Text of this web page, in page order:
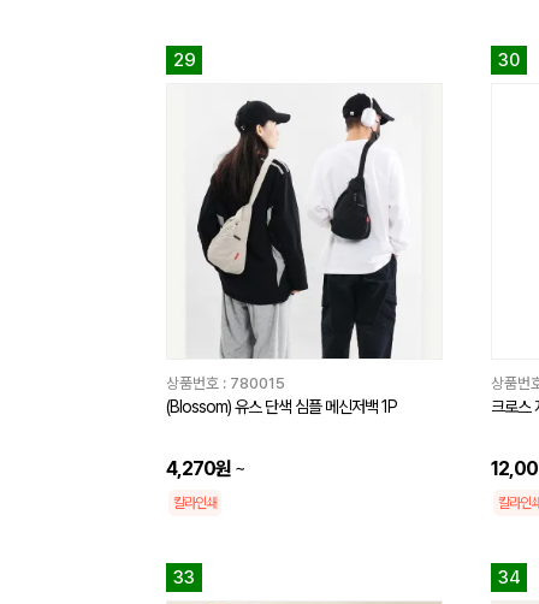
29
상품번호 : 780015
(Blossom) 유스 단색 심플 메신저백 1P
4,270원 ~
칼라인쇄
30
상품번
크로스
칼라인
33 34